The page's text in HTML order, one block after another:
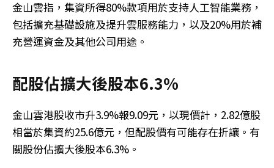
金山雲指，集資所得80%款項用於支持人工智能業務，
包括擴充基礎設施及提升雲服務能力，以及20%用於補
充營運資金及其他公司用途。
配股佔擴大後股本6.3%
金山雲港股收市升3.9%報9.09元，以現價計，2.82億股
相當於集資約25.6億元，但配股價有可能存在折讓。有
關股份佔擴大後股本6.3%。